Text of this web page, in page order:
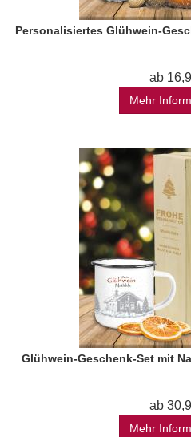
Personalisiertes Glühwein-
ab
Mehr
Glühwein-Geschenk-Set mit
ab
Mehr